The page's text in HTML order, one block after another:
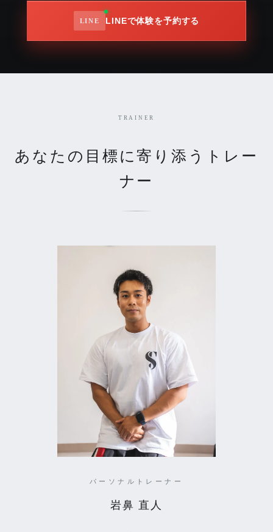
LINEで体験を予約する
TRAINER
あなたの目標に寄り添うトレー
ナー
パーソナルトレーナー
岩鼻 直人